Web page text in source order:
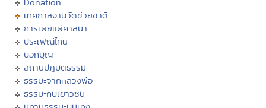
เทศกาลงานวัดช่วยชาติ
การเผยแผ่ศาสนา
ประเพณีไทย
บอกบุญ
สถานปฏิบัติธรรม
ธรรมะจากหลวงพ่อ
ธรรมะกับเยาวชน